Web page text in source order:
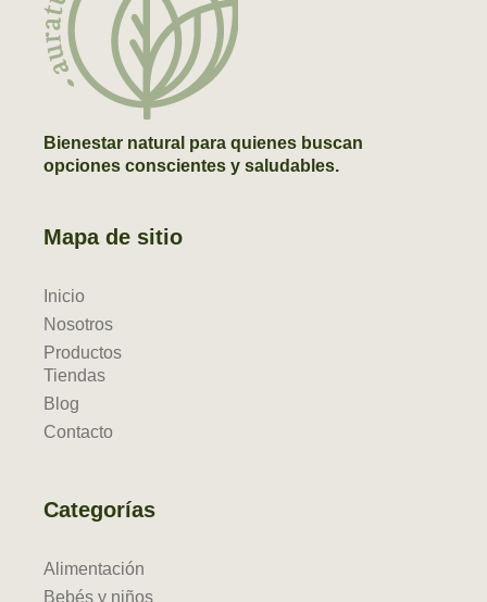
Bienestar natural para quienes buscan
opciones conscientes y saludables.
Mapa de sitio
Inicio
Nosotros
Productos
Tiendas
Blog
Contacto
Categorías
Alimentación
Bebés y niños